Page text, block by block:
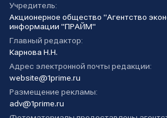
Учредитель:
Акционерное общество "Агентство
информации "ПРАЙМ"
Главный редактор:
Карнова Н.Н.
Адрес электронной почты редакции:
website@1prime.ru
Размещение рекламы:
adv@1prime.ru